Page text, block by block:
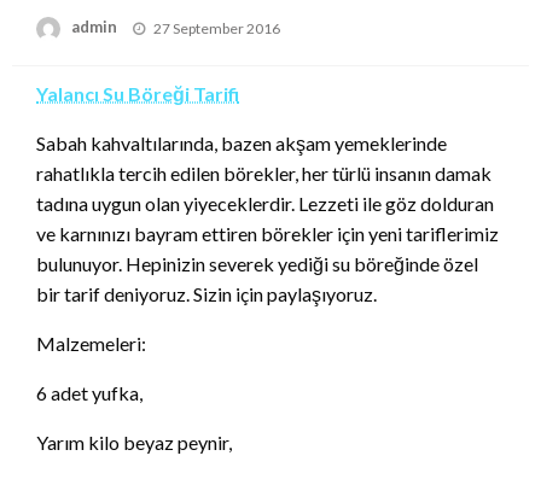
admin
Posted
27 September 2016
Yalancı Su Böreği Tarifi
Sabah kahvaltılarında, bazen akşam yemeklerinde
rahatlıkla tercih edilen börekler, her türlü insanın damak
tadına uygun olan yiyeceklerdir. Lezzeti ile göz dolduran
ve karnınızı bayram ettiren börekler için yeni tariflerimiz
bulunuyor. Hepinizin severek yediği su böreğinde özel
bir tarif deniyoruz. Sizin için paylaşıyoruz.
Malzemeleri:
6 adet yufka,
Yarım kilo beyaz peynir,